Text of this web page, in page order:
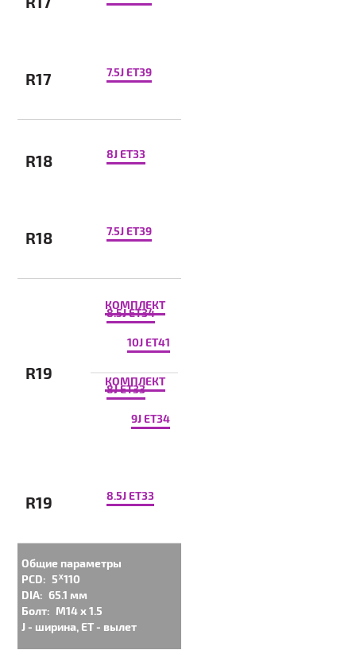
R17 7.5J ET39
R18 8J ET33
R18 7.5J ET39
R19
КОМПЛЕКТ
8.5J ET34
10J ET41
КОМПЛЕКТ
8J ET33
9J ET34
R19 8.5J ET33
Общие параметры
PCD: 5ᕁ110
DIA: 65.1 мм
Болт: M14 x 1.5
J - ширина, ET - вылет